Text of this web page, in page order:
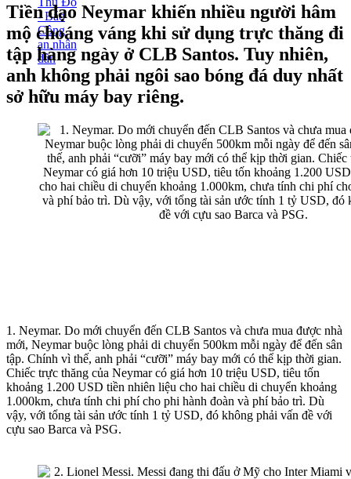
Tiền đạo Neymar khiến nhiều người hâm
mộ choáng váng khi sử dụng trực thăng đi
tập hàng ngày ở CLB Santos. Tuy nhiên,
anh không phải ngôi sao bóng đá duy nhất
sở hữu máy bay riêng.
1. Neymar. Do mới chuyển đến CLB Santos và chưa mua được nhà
mới, Neymar buộc lòng phải di chuyển 500km mỗi ngày để đến sân
tập. Chính vì thế, anh phải “cưỡi” máy bay mới có thể kịp thời gian.
Chiếc trực thăng của Neymar có giá hơn 10 triệu USD, tiêu tốn
khoảng 1.200 USD tiền nhiên liệu cho hai chiều di chuyển khoảng
1.000km, chưa tính chi phí cho phi hành đoàn và phí bảo trì. Dù
vậy, với tổng tài sản ước tính 1 tỷ USD, đó không phải vấn đề với
cựu sao Barca và PSG.